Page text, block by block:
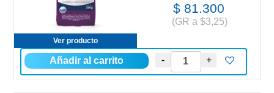
Ver producto
$ 81.300
(GR a $3,25)